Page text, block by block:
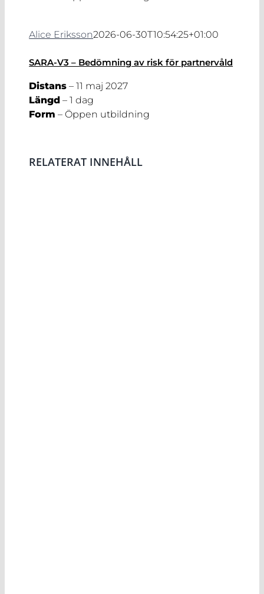
Alice Eriksson2026-06-30T10:54:25+01:00
SARA-V3 – Bedömning av risk för partnervåld
Distans – 11 maj 2027
Längd – 1 dag
Form – Öppen utbildning
RELATERAT INNEHÅLL